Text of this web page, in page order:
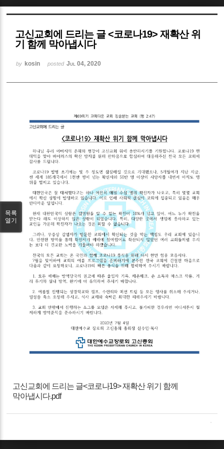
고신교회에 드리는 글 <코로나19> 재확산 위
기 함께 막아냅시다
by kosin posted Jul 04, 2020
고신교회에 드리는 글<코로나19> 재확산 위기 함께
막아냅시다.pdf
목록
열기
Sketchbook5, 스케치북5
Sketchbook5, 스케치북5